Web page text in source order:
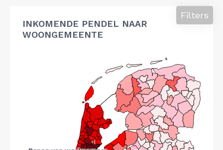
INKOMENDE PENDEL NAAR
WOONGEMEENTE
Filters